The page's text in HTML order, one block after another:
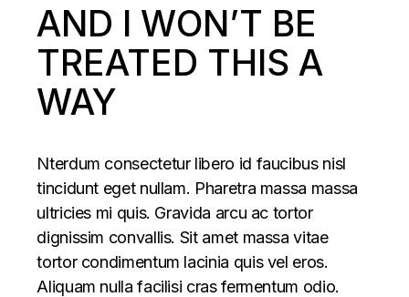
AND I WON’T BE
TREATED THIS A
WAY
Nterdum consectetur libero id faucibus nisl
tincidunt eget nullam. Pharetra massa massa
ultricies mi quis. Gravida arcu ac tortor
dignissim convallis. Sit amet massa vitae
tortor condimentum lacinia quis vel eros.
Aliquam nulla facilisi cras fermentum odio.